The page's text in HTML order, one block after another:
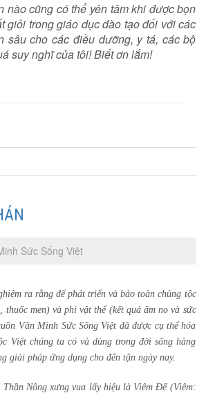
cũng có thể yên tâm khi được bọn
giỏi trong giáo dục đào tạo đối với các
sâu cho các điều dưỡng, y tá, các bộ
suy nghĩ của tôi! Biết ơn lắm!
Sức Sống Việt
ra rằng để phát triển và bảo toàn chủng tộc
men) và phi vật thể (kết quả ấm no và sức
Văn Minh Sức Sống Việt đã được cụ thể hóa
Việt chúng ta có và dùng trong đời sống hàng
giải pháp ứng dụng cho đến tận ngày nay.
Nông xưng vua lấy hiệu là Viêm Đế (Viêm: